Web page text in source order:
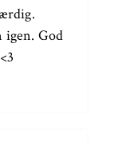
igen. God